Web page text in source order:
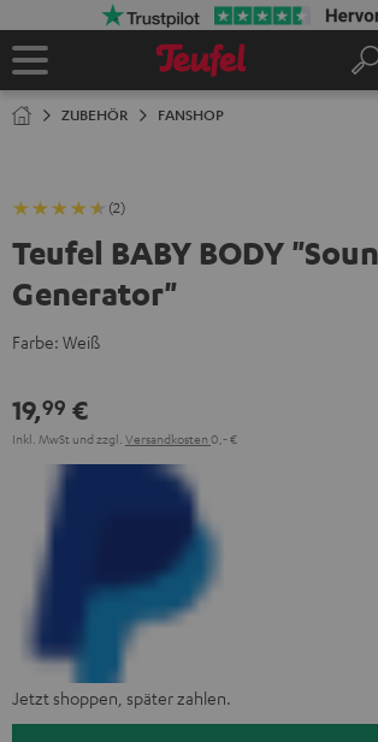
Startseite
ZUBEHÖR FANSHOP
(2)
Teufel BABY BODY
Generator"
Farbe: Weiß
19,99 €
Inkl. MwSt und zzgl. Versandkosten 0,‐ €
Jetzt shoppen, später zahlen.